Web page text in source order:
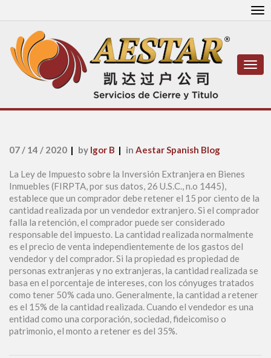
07 / 14 / 2020 by Igor B in Aestar Spanish Blog
La Ley de Impuesto sobre la Inversión Extranjera en Bienes
Inmuebles (FIRPTA, por sus datos, 26 U.S.C., n.o 1445),
establece que un comprador debe retener el 15 por ciento de la
cantidad realizada por un vendedor extranjero. Si el comprador
falla la retención, el comprador puede ser considerado
responsable del impuesto. La cantidad realizada normalmente
es el precio de venta independientemente de los gastos del
vendedor y del comprador. Si la propiedad es propiedad de
personas extranjeras y no extranjeras, la cantidad realizada se
basa en el porcentaje de intereses, con los cónyuges tratados
como tener 50% cada uno. Generalmente, la cantidad a retener
es el 15% de la cantidad realizada. Cuando el vendedor es una
entidad como una corporación, sociedad, fideicomiso o
patrimonio, el monto a retener es del 35%.